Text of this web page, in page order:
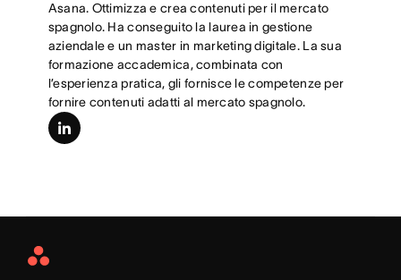
Asana. Ottimizza e crea contenuti per il mercato
spagnolo. Ha conseguito la laurea in gestione
aziendale e un master in marketing digitale. La sua
formazione accademica, combinata con
l’esperienza pratica, gli fornisce le competenze per
fornire contenuti adatti al mercato spagnolo.
linkedin
Asana